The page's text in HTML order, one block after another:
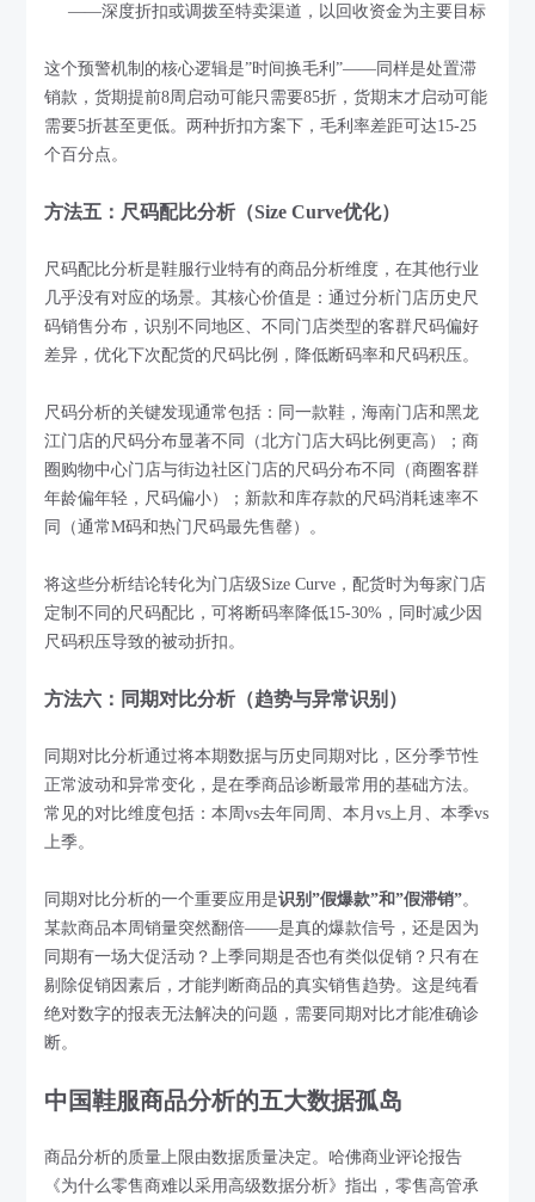
——深度折扣或调拨至特卖渠道，以回收资金为主要目标
这个预警机制的核心逻辑是”时间换毛利”——同样是处置滞
销款，货期提前8周启动可能只需要85折，货期末才启动可能
需要5折甚至更低。两种折扣方案下，毛利率差距可达15-25
个百分点。
方法五：尺码配比分析（Size Curve优化）
尺码配比分析是鞋服行业特有的商品分析维度，在其他行业
几乎没有对应的场景。其核心价值是：通过分析门店历史尺
码销售分布，识别不同地区、不同门店类型的客群尺码偏好
差异，优化下次配货的尺码比例，降低断码率和尺码积压。
尺码分析的关键发现通常包括：同一款鞋，海南门店和黑龙
江门店的尺码分布显著不同（北方门店大码比例更高）；商
圈购物中心门店与街边社区门店的尺码分布不同（商圈客群
年龄偏年轻，尺码偏小）；新款和库存款的尺码消耗速率不
同（通常M码和热门尺码最先售罄）。
将这些分析结论转化为门店级Size Curve，配货时为每家门店
定制不同的尺码配比，可将断码率降低15-30%，同时减少因
尺码积压导致的被动折扣。
方法六：同期对比分析（趋势与异常识别）
同期对比分析通过将本期数据与历史同期对比，区分季节性
正常波动和异常变化，是在季商品诊断最常用的基础方法。
常见的对比维度包括：本周vs去年同周、本月vs上月、本季vs
上季。
同期对比分析的一个重要应用是识别”假爆款”和”假滞销”。
某款商品本周销量突然翻倍——是真的爆款信号，还是因为
同期有一场大促活动？上季同期是否也有类似促销？只有在
剔除促销因素后，才能判断商品的真实销售趋势。这是纯看
绝对数字的报表无法解决的问题，需要同期对比才能准确诊
断。
中国鞋服商品分析的五大数据孤岛
商品分析的质量上限由数据质量决定。哈佛商业评论报告
《为什么零售商难以采用高级数据分析》指出，零售高管承